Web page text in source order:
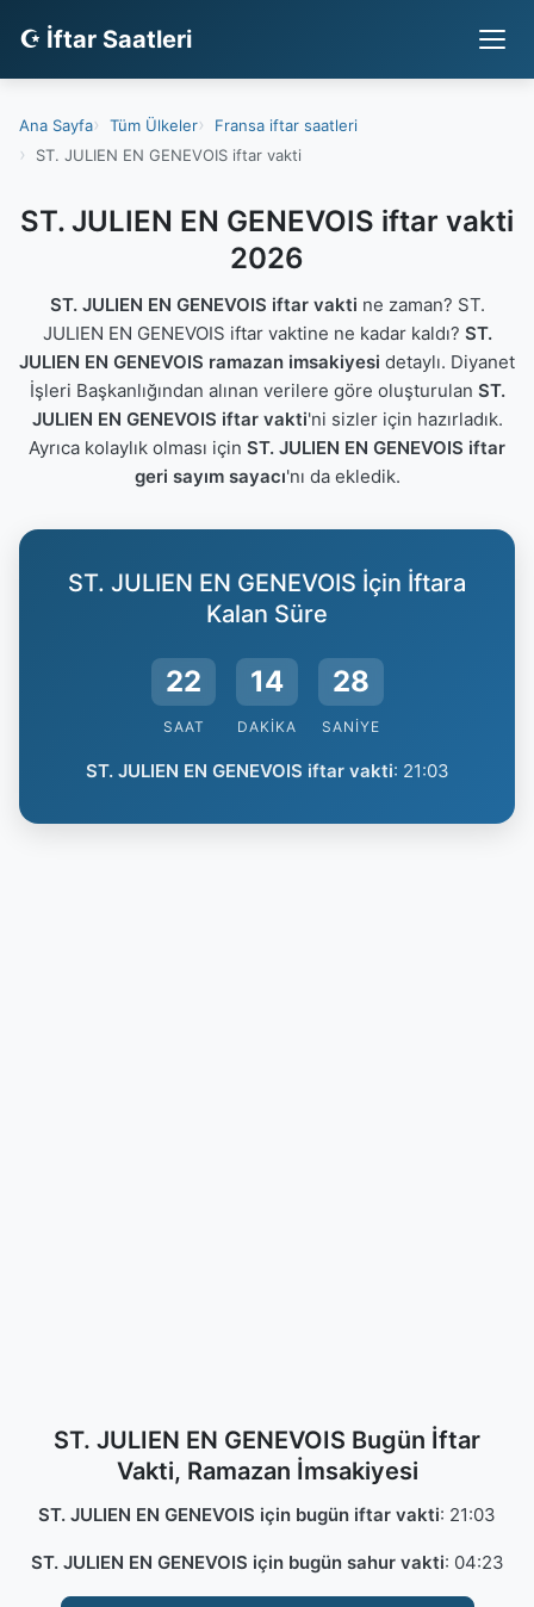
☪ İftar Saatleri
Ana Sayfa Tüm Ülkeler
Fransa iftar saatleri
ST. JULIEN EN GENEVOIS iftar vakti
ST. JULIEN EN GENEVOIS iftar vakti
2026
ST. JULIEN EN GENEVOIS iftar vakti ne zaman? ST.
JULIEN EN GENEVOIS iftar vaktine ne kadar kaldı? ST.
JULIEN EN GENEVOIS ramazan imsakiyesi detaylı. Diyanet
İşleri Başkanlığından alınan verilere göre oluşturulan ST.
JULIEN EN GENEVOIS iftar vakti'ni sizler için hazırladık.
Ayrıca kolaylık olması için ST. JULIEN EN GENEVOIS iftar
geri sayım sayacı'nı da ekledik.
ST. JULIEN EN GENEVOIS İçin İftara
Kalan Süre
22
SAAT
14
DAKIKA
27
SANIYE
ST. JULIEN EN GENEVOIS iftar vakti: 21:03
ST. JULIEN EN GENEVOIS Bugün İftar
Vakti, Ramazan İmsakiyesi
ST. JULIEN EN GENEVOIS için bugün iftar vakti: 21:03
ST. JULIEN EN GENEVOIS için bugün sahur vakti: 04:23